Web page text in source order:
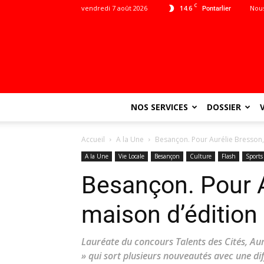
14.6 C Pontarlier
vendredi 7 août 2026
NOS SERVICES DOSSIER
Accueil A la Une Besançon. Pour Aurélie
A la Une Vie Locale Besançon Culture Flash Sports
Besançon. Pour
maison
Lauréate du concours Talents des Cités,
» qui sort plusieurs nouveautés avec une